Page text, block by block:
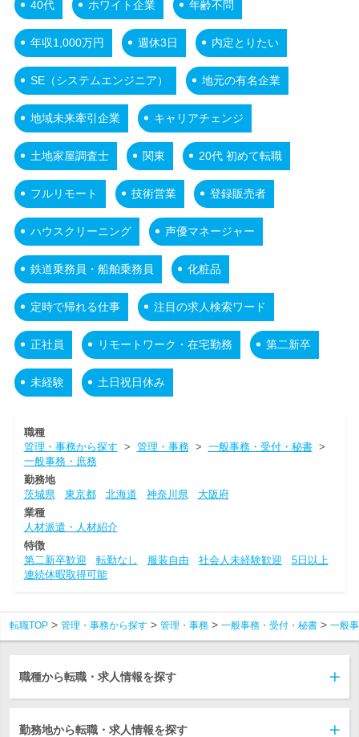
40代 ホワイト企業 年齢不問
年収1,000万円 週休3日 内定とりたい
SE（システムエンジニア） 地元の有名企業
地域未来牽引企業 キャリアチェンジ
土地家屋調査士 関東 20代 初めて転職
フルリモート 技術営業 登録販売者
ハウスクリーニング 声優マネージャー
鉄道乗務員・船舶乗務員 化粧品
定時で帰れる仕事 注目の求人検索ワード
正社員 リモートワーク・在宅勤務 第二新卒
未経験 土日祝日休み
職種
管理・事務から探す > 管理・事務> 一般事務・受付・秘書>
一般事務・庶務
勤務地
茨城県
東京都 北海道 神奈川県
大阪府
業種
人材派遣・人材紹介
特徴
第二新卒歓迎
転勤なし 服装自由 社会人未経験歓迎
5日以上
連続休暇取得可能
転職TOP 管理・事務から探す 管理・事務 一般事務・受付・秘書 一般
職種から転職・求人情報を探す
勤務地から転職・求人情報を探す